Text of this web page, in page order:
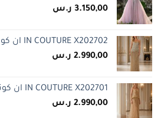
3.150,00 ر.س
IN COUTURE X202702 ان كوتور - طلب مسبق
2.990,00 ر.س
IN COUTURE X202701 ان كوتور - طلب مسبق
2.990,00 ر.س